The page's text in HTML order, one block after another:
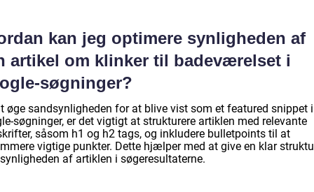
kan jeg optimere synligheden af
artikel om klinker til badeværelset i
søgninger?
øge sandsynligheden for at blive vist som et featured snippet i
søgninger, er det vigtigt at strukturere artiklen med relevante
såsom h1 og h2 tags, og inkludere bulletpoints til at
vigtige punkter. Dette hjælper med at give en klar
af artiklen i søgeresultaterne.